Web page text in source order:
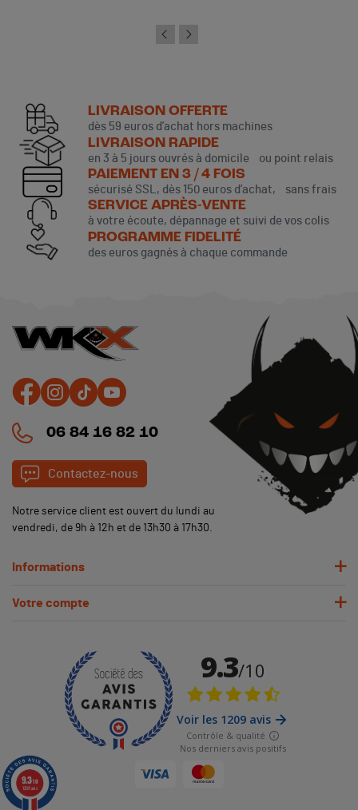
LIVRAISON OFFERTE
dès 59 euros d’achat hors machines
LIVRAISON RAPIDE
en 3 à 5 jours ouvrés à domicile ou point relais
PAIEMENT EN 3 / 4 FOIS
sécurisé SSL, dès 150 euros d’achat, sans frais
SERVICE APRÈS-VENTE
à votre écoute, dépannage et suivi de vos colis
PROGRAMME FIDELITÉ
des euros gagnés à chaque commande
06 84 16 82 10
Contactez-nous
Notre service client est ouvert du lundi au
vendredi, de 9h à 12h et de 13h30 à 17h30.
Informations
Votre compte
9.3/10
1209 avis